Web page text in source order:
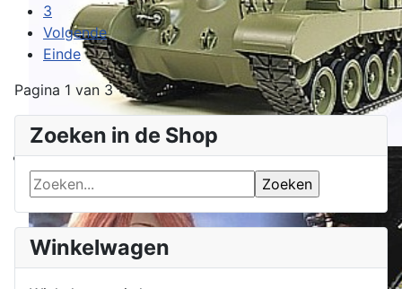
Zoeken in de Shop
Winkelwagen
3
Volgende
Einde
Pagina 1 van 3